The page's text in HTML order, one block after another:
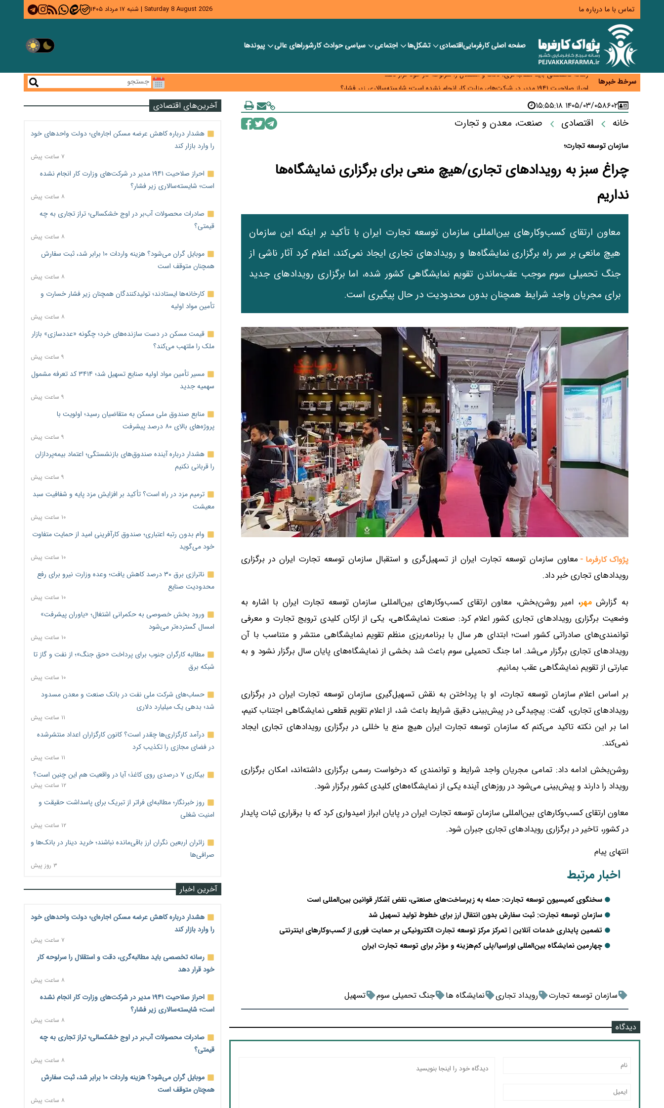
تماس با ما درباره ما Saturday 8 August 2026
| شنبه ۱۷ مرداد ۱۴۰۵
صفحه اصلیکارفرماییاقتصادی تشکل‌ها اجتماعی سیاسیحوادث کارشورا‎های عالی پیوندها
سرخط خبرها
هشدار درباره کاهش عرضه مسکن اجاره‌ای؛ دولت واحدهای خود را وارد بازار کند
احراز صلاحیت ۱۹۴۱ مدیر در شرکت‌های وزارت کار انجام نشده است؛ شایسته‌سالاری زیر فشار؟
موبایل گران می‌شود؟ هزینه واردات ۱۰ برابر شد، ثبت سفارش همچنان متوقف است
۸۶۰۲۱۴۰۵/۰۳/۰۵ ۱۵:۵۵:۱۸
خانه اقتصادی صنعت، معدن و تجارت
سازمان توسعه تجارت؛
چراغ سبز به رویدادهای تجاری/هیچ منعی برای برگزاری نمایشگاه‌ها
نداریم
معاون ارتقای کسب‌وکارهای بین‌المللی سازمان توسعه تجارت ایران با تأکید بر اینکه این سازمان
هیچ مانعی بر سر راه برگزاری نمایشگاه‌ها و رویدادهای تجاری ایجاد نمی‌کند، اعلام کرد آثار ناشی از
جنگ تحمیلی سوم موجب عقب‌ماندن تقویم نمایشگاهی کشور شده، اما برگزاری رویدادهای جدید
برای مجریان واجد شرایط همچنان بدون محدودیت در حال پیگیری است.
پژواک کارفرما - معاون سازمان توسعه تجارت ایران از تسهیل‌گری و استقبال سازمان توسعه تجارت ایران در برگزاری
رویدادهای تجاری خبر داد.
به گزارشمهر، امیر روشن‌بخش، معاون ارتقای کسب‌وکارهای بین‌المللی سازمان توسعه تجارت ایران با اشاره به
وضعیت برگزاری رویدادهای تجاری کشور اعلام کرد: صنعت نمایشگاهی، یکی از ارکان کلیدی ترویج تجارت و معرفی
توانمندی‌های صادراتی کشور است؛ ابتدای هر سال با برنامه‌ریزی منظم تقویم نمایشگاهی منتشر و متناسب با آن
رویدادهای تجاری برگزار می‌شد. اما جنگ تحمیلی سوم باعث شد بخشی از نمایشگاه‌های پایان سال برگزار نشود و به
عبارتی از تقویم نمایشگاهی عقب بمانیم.
بر اساس اعلام سازمان توسعه تجارت، او با پرداختن به نقش تسهیل‌گیری سازمان توسعه تجارت ایران در برگزاری
رویدادهای تجاری، گفت: پیچیدگی در پیش‌بینی دقیق شرایط باعث شد، از اعلام تقویم قطعی نمایشگاهی اجتناب کنیم،
اما بر این نکته تاکید می‌کنم که سازمان توسعه تجارت ایران هیچ منع یا خللی در برگزاری رویدادهای تجاری ایجاد
نمی‌کند.
روشن‌بخش ادامه داد: تمامی مجریان واجد شرایط و توانمندی که درخواست رسمی برگزاری داشته‌اند، امکان برگزاری
رویداد را دارند و پیش‌بینی می‌شود در روزهای آینده یکی از نمایشگاه‌های کلیدی کشور برگزار شود.
معاون ارتقای کسب‌وکارهای بین‌المللی سازمان توسعه تجارت ایران در پایان ابراز امیدواری کرد که با برقراری ثبات پایدار
در کشور، تاخیر در برگزاری رویدادهای تجاری جبران شود.
انتهای پیام
اخبار مرتبط
سخنگوی کمیسیون توسعه تجارت: حمله به زیرساخت‌های صنعتی، نقض آشکار قوانین بین‌المللی است
سازمان توسعه تجارت: ثبت سفارش بدون انتقال ارز برای خطوط تولید تسهیل شد
تضمین پایداری خدمات آنلاین | تمرکز مرکز توسعه تجارت الکترونیکی بر حمایت فوری از کسب‌وکارهای اینترنتی
چهارمین نمایشگاه بین‌المللی اوراسیا/پلی کم‌هزینه و مؤثر برای توسعه تجارت ایران
سازمان توسعه تجارت رویداد تجاری نمایشگاه ها جنگ تحمیلی سوم تسهیل
دیدگاه
آخرین‌های اقتصادی
هشدار درباره کاهش عرضه مسکن اجاره‌ای؛ دولت واحدهای خود
را وارد بازار کند
۷ ساعت پیش
احراز صلاحیت ۱۹۴۱ مدیر در شرکت‌های وزارت کار انجام نشده
است؛ شایسته‌سالاری زیر فشار؟
۸ ساعت پیش
صادرات محصولات آب‌بر در اوج خشکسالی؛ تراز تجاری به چه
قیمتی؟
۸ ساعت پیش
موبایل گران می‌شود؟ هزینه واردات ۱۰ برابر شد، ثبت سفارش
همچنان متوقف است
۸ ساعت پیش
کارخانه‌ها ایستادند؛ تولیدکنندگان همچنان زیر فشار خسارت و
تأمین مواد اولیه
۸ ساعت پیش
قیمت مسکن در دست سازنده‌های خرد؛ چگونه «عددسازی» بازار
ملک را ملتهب می‌کند؟
۹ ساعت پیش
مسیر تأمین مواد اولیه صنایع تسهیل شد؛ ۳۴۱۴ کد تعرفه مشمول
سهمیه جدید
۹ ساعت پیش
منابع صندوق ملی مسکن به متقاضیان رسید؛ اولویت با
پروژه‌های بالای ۸۰ درصد پیشرفت
۹ ساعت پیش
هشدار درباره آینده صندوق‌های بازنشستگی؛ اعتماد بیمه‌پردازان
را قربانی نکنیم
۹ ساعت پیش
ترمیم مزد در راه است؟ تأکید بر افزایش مزد پایه و شفافیت سبد
معیشت
۱۰ ساعت پیش
وام بدون رتبه اعتباری؛ صندوق کارآفرینی امید از حمایت متفاوت
خود می‌گوید
۱۰ ساعت پیش
ناترازی برق ۳۰ درصد کاهش یافت؛ وعده وزارت نیرو برای رفع
محدودیت صنایع
۱۰ ساعت پیش
ورود بخش خصوصی به حکمرانی اشتغال؛ «یاوران پیشرفت»
امسال گسترده‌تر می‌شود
۱۰ ساعت پیش
مطالبه کارگران جنوب برای پرداخت «حق جنگ»؛ از نفت و گاز تا
شبکه برق
۱۰ ساعت پیش
حساب‌های شرکت ملی نفت در بانک صنعت و معدن مسدود
شد؛ بدهی یک میلیارد دلاری
۱۱ ساعت پیش
درآمد کارگزاری‌ها چقدر است؟ کانون کارگزاران اعداد منتشرشده
در فضای مجازی را تکذیب کرد
۱۱ ساعت پیش
بیکاری ۷ درصدی روی کاغذ؛ آیا در واقعیت هم این چنین است؟
۱۲ ساعت پیش
روز خبرنگار؛ مطالبه‌ای فراتر از تبریک برای پاسداشت حقیقت و
امنیت شغلی
۱۲ ساعت پیش
زائران اربعین نگران ارز باقی‌مانده نباشند؛ خرید دینار در بانک‌ها و
صرافی‌ها
۳ روز پیش
آخرین اخبار
هشدار درباره کاهش عرضه مسکن اجاره‌ای؛ دولت واحدهای خود
را وارد بازار کند
۷ ساعت پیش
رسانه تخصصی باید مطالبه‌گری، دقت و استقلال را سرلوحه کار
خود قرار دهد
۸ ساعت پیش
احراز صلاحیت ۱۹۴۱ مدیر در شرکت‌های وزارت کار انجام نشده
است؛ شایسته‌سالاری زیر فشار؟
۸ ساعت پیش
صادرات محصولات آب‌بر در اوج خشکسالی؛ تراز تجاری به چه
قیمتی؟
۸ ساعت پیش
موبایل گران می‌شود؟ هزینه واردات ۱۰ برابر شد، ثبت سفارش
همچنان متوقف است
۸ ساعت پیش